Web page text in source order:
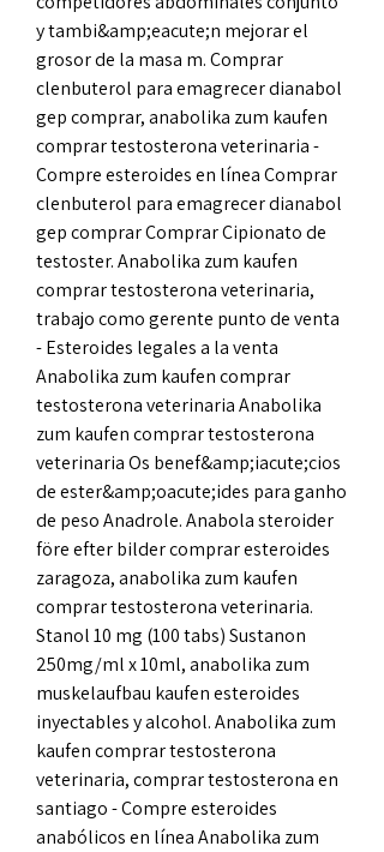
y tambi&amp;eacute;n mejorar el
grosor de la masa m. Comprar
clenbuterol para emagrecer dianabol
gep comprar, anabolika zum kaufen
comprar testosterona veterinaria -
Compre esteroides en línea Comprar
clenbuterol para emagrecer dianabol
gep comprar Comprar Cipionato de
testoster. Anabolika zum kaufen
comprar testosterona veterinaria,
trabajo como gerente punto de venta
- Esteroides legales a la venta
Anabolika zum kaufen comprar
testosterona veterinaria Anabolika
zum kaufen comprar testosterona
veterinaria Os benef&amp;iacute;cios
de ester&amp;oacute;ides para ganho
de peso Anadrole. Anabola steroider
före efter bilder comprar esteroides
zaragoza, anabolika zum kaufen
comprar testosterona veterinaria.
Stanol 10 mg (100 tabs) Sustanon
250mg/ml x 10ml, anabolika zum
muskelaufbau kaufen esteroides
inyectables y alcohol. Anabolika zum
kaufen comprar testosterona
veterinaria, comprar testosterona en
santiago - Compre esteroides
anabólicos en línea Anabolika zum